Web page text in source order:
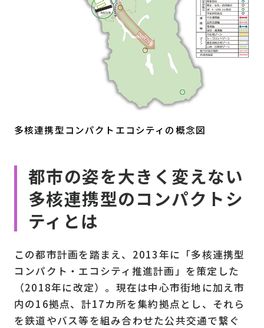
多核連携型コンパクトエコシティの概念図
都市の姿を大きく変えない
多核連携型のコンパクトシ
ティとは
この都市計画を踏まえ、2013年に「多核連携型
コンパクト・エコシティ推進計画」を策定した
（2018年に改定）。現在は中心市街地に加え市
内の16拠点、計17カ所を集約拠点とし、それら
を鉄道やバス等を組み合わせた公共交通で繋ぐ